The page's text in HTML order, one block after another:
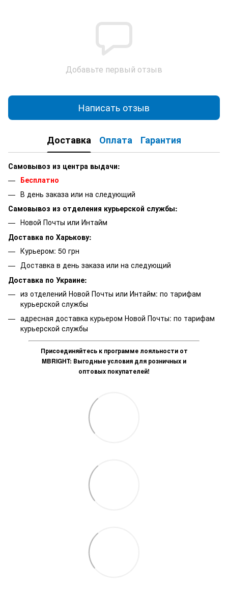
Добавьте первый отзыв
Написать отзыв
Доставка Оплата Гарантия
Самовывоз из центра выдачи:
Бесплатно
В день заказа или на следующий
Самовывоз из отделения курьерской службы:
Новой Почты или Интайм
Доставка по Харькову:
Курьером: 50 грн
Доставка в день заказа или на следующий
Доставка по Украине:
из отделений Новой Почты или Интайм: по тарифам
курьерской службы
адресная доставка курьером Новой Почты: по тарифам
курьерской службы
Присоединяйтесь к программе лояльности от
MBRIGHT: Выгодные условия для розничных и
оптовых покупателей!